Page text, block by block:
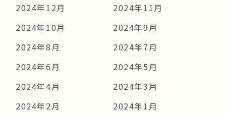
2024年12月
2024年11月
2024年10月
2024年9月
2024年8月
2024年7月
2024年6月
2024年5月
2024年4月
2024年3月
2024年2月
2024年1月